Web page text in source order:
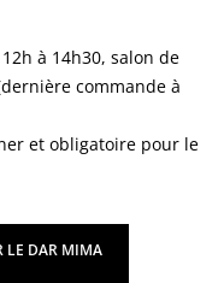
à 14h30, salon de
commande à
et obligatoire pour le
LE DAR MIMA